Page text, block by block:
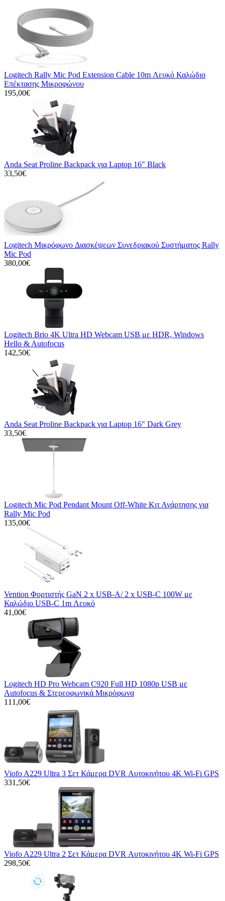
Logitech Rally Mic Pod Extension Cable 10m Λευκό Καλώδιο
Επέκτασης Μικροφώνου
195,00€
Anda Seat Proline Backpack για Laptop 16" Black
33,50€
Logitech Μικρόφωνo Διασκέψεων Συνεδριακού Συστήματος Rally
Mic Pod
380,00€
Logitech Brio 4K Ultra HD Webcam USB με HDR, Windows
Hello & Autofocus
142,50€
Anda Seat Proline Backpack για Laptop 16" Dark Grey
33,50€
Logitech Mic Pod Pendant Mount Off-White Κιτ Ανάρτησης για
Rally Mic Pod
135,00€
Vention Φορτιστής GaN 2 x USB-A/ 2 x USB-C 100W με
Καλώδιο USB-C 1m Λευκό
41,00€
Logitech HD Pro Webcam C920 Full HD 1080p USB με
Autofocus & Στερεοφωνικά Μικρόφωνα
111,00€
Viofo A229 Ultra 3 Σετ Κάμερα DVR Αυτοκινήτου 4K Wi-Fi GPS
331,50€
Viofo A229 Ultra 2 Σετ Κάμερα DVR Αυτοκινήτου 4K Wi-Fi GPS
298,50€